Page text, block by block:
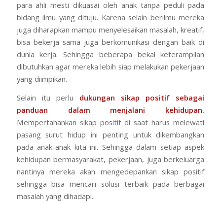
para ahli mesti dikuasai oleh anak tanpa peduli pada
bidang ilmu yang dituju. Karena selain berilmu mereka
juga diharapkan mampu menyelesaikan masalah, kreatif,
bisa bekerja sama juga berkomunikasi dengan baik di
dunia kerja. Sehingga beberapa bekal keterampilan
dibutuhkan agar mereka lebih siap melakukan pekerjaan
yang diimpikan.
Selain itu perlu dukungan sikap positif sebagai
panduan dalam menjalani kehidupan.
Mempertahankan sikap positif di saat harus melewati
pasang surut hidup ini penting untuk dikembangkan
pada anak-anak kita ini. Sehingga dalam setiap aspek
kehidupan bermasyarakat, pekerjaan, juga berkeluarga
nantinya mereka akan mengedepankan sikap positif
sehingga bisa mencari solusi terbaik pada berbagai
masalah yang dihadapi.